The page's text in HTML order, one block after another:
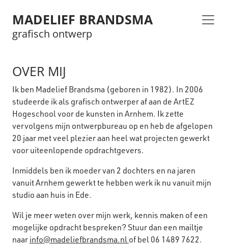
MADELIEF BRANDSMA
grafisch ontwerp
OVER MIJ
Ik ben Madelief Brandsma (geboren in 1982). In 2006
studeerde ik als grafisch ontwerper af aan de ArtEZ
Hogeschool voor de kunsten in Arnhem. Ik zette
vervolgens mijn ontwerpbureau op en heb de afgelopen
20 jaar met veel plezier aan heel wat projecten gewerkt
voor uiteenlopende opdrachtgevers.
Inmiddels ben ik moeder van 2 dochters en na jaren
vanuit Arnhem gewerkt te hebben werk ik nu vanuit mijn
studio aan huis in Ede.
Wil je meer weten over mijn werk, kennis maken of een
mogelijke opdracht bespreken? Stuur dan een mailtje
naar info@madeliefbrandsma.nl of bel 06 1489 7622.